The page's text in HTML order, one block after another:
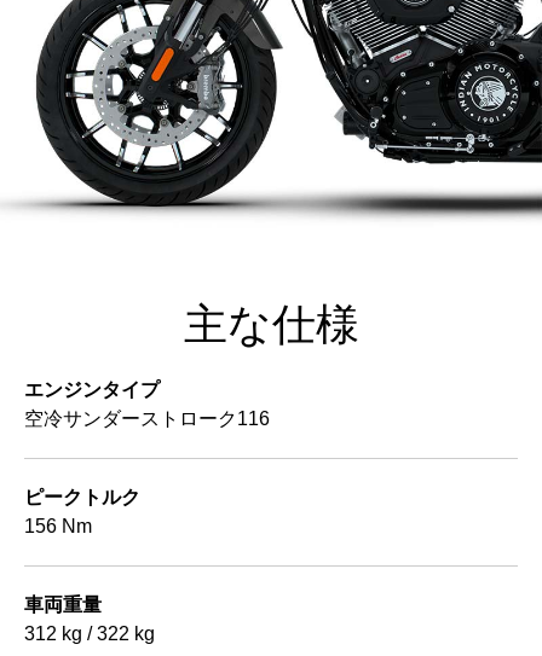
主な仕様
エンジンタイプ
空冷サンダーストローク116
ピークトルク
156 Nm
車両重量
312 kg / 322 kg